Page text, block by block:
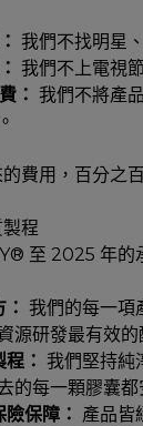
我們不找明星
我們不上電視
： 我們不將產
費用，百分之
程
至 2025 年的
我們的每一項
源研發最有效的
： 我們堅持純
的每一顆膠囊都
保障： 產品皆